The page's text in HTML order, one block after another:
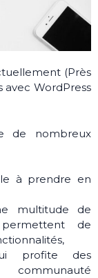
(Près
avec WordPress
de nombreux
à prendre en
multitude de
de
profite des